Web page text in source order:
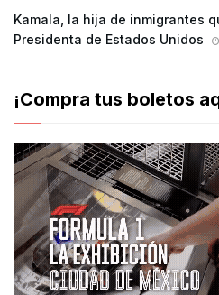
Kamala, la hija de inmigrantes
Presidenta de Estados Unidos
¡Compra tus boletos